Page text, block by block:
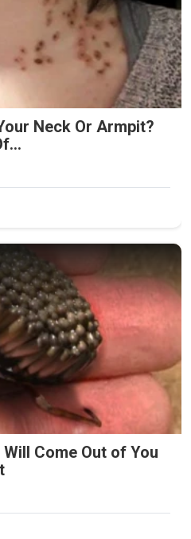
Neck Or Armpit?
Come Out of You